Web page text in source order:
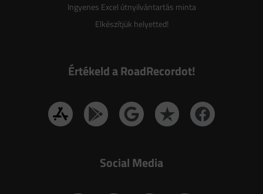
Ingyenes Excel útnyilvántartás minta
Elkészítjük helyetted!
Értékeld a RoadRecordot!
Social Media